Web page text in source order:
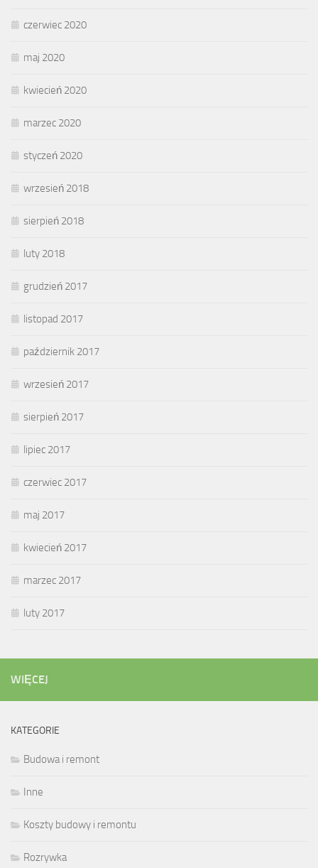
czerwiec 2020
maj 2020
kwiecień 2020
marzec 2020
styczeń 2020
wrzesień 2018
sierpień 2018
luty 2018
grudzień 2017
listopad 2017
październik 2017
wrzesień 2017
sierpień 2017
lipiec 2017
czerwiec 2017
maj 2017
kwiecień 2017
marzec 2017
luty 2017
WIĘCEJ
KATEGORIE
Budowa i remont
Inne
Koszty budowy i remontu
Rozrywka